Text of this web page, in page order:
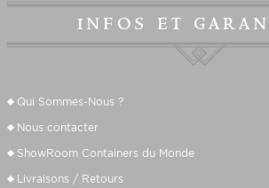
infos et
Qui Sommes-Nous ?
Nous contacter
ShowRoom Containers du Monde
Livraisons / Retours